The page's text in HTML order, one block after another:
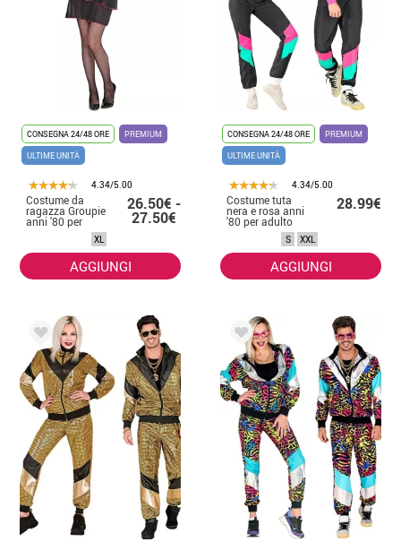
CONSEGNA 24/48 ORE
PREMIUM
ULTIME UNITÀ
4.34/5.00
Costume da
ragazza Groupie
anni '80 per
26.50€ -
27.50€
XL
AGGIUNGI
CONSEGNA 24/48 ORE
PREMIUM
ULTIME UNITÀ
4.34/5.00
Costume tuta
nera e rosa anni
'80 per adulto
28.99€
S XXL
AGGIUNGI